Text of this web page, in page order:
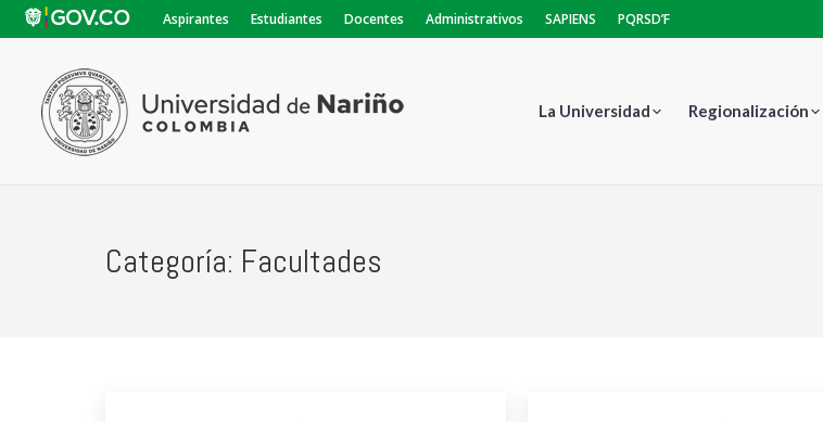
Aspirantes Estudiantes Docentes Administrativos SAPIENS PQRSD’F
La Universidad Regionalización
Categoría: Facultades